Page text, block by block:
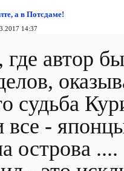
а в Потсдаме!
14:37
автор
судьба
-
острова ....